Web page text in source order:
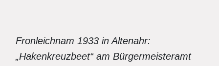
Fronleichnam 1933 in Altenahr:
„Hakenkreuzbeet“ am Bürgermeisteramt